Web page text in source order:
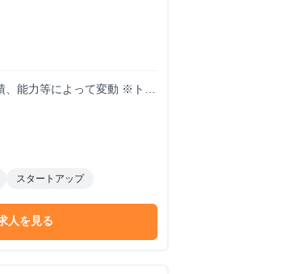
能力等によって変動 ※トラ
スタートアップ
人を見る